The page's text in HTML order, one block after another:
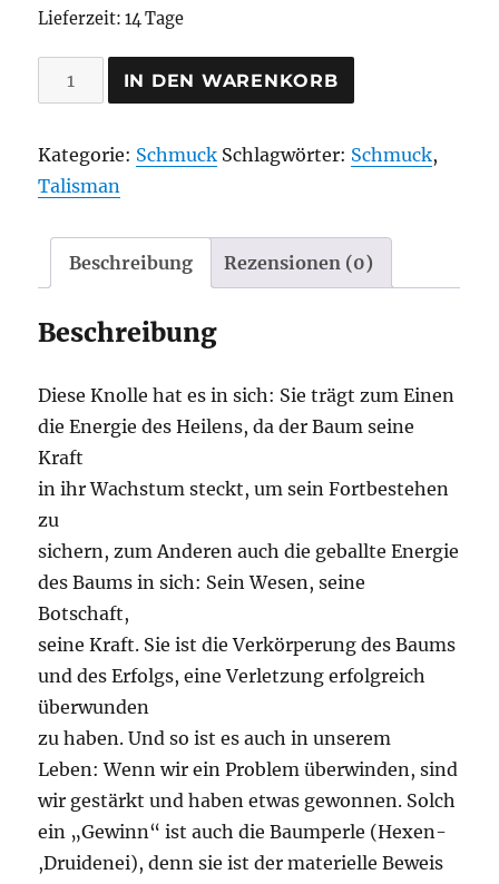
Lieferzeit:14 Tage
Baumperlenschmuck
Armband
Fensterperle
Menge
IN DEN WARENKORB
Kategorie: Schmuck Schlagwörter: Schmuck,
Talisman
Beschreibung Rezensionen (0)
Beschreibung
Diese Knolle hat es in sich: Sie trägt zum Einen
die Energie des Heilens, da der Baum seine
Kraft
in ihr Wachstum steckt, um sein Fortbestehen
zu
sichern, zum Anderen auch die geballte Energie
des Baums in sich: Sein Wesen, seine
Botschaft,
seine Kraft. Sie ist die Verkörperung des Baums
und des Erfolgs, eine Verletzung erfolgreich
überwunden
zu haben. Und so ist es auch in unserem
Leben: Wenn wir ein Problem überwinden, sind
wir gestärkt und haben etwas gewonnen. Solch
ein „Gewinn“ ist auch die Baumperle (Hexen-
,Druidenei), denn sie ist der materielle Beweis